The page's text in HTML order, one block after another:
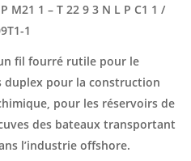
M21 1 – T 22 9 3 N L P C1 1 /
1
un fil fourré rutile pour le
duplex pour la construction
pour les réservoirs de
des bateaux transportant
l’industrie offshore.